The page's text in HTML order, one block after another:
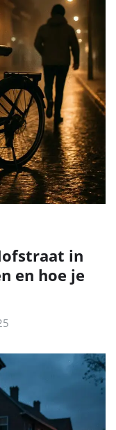
in
en hoe je